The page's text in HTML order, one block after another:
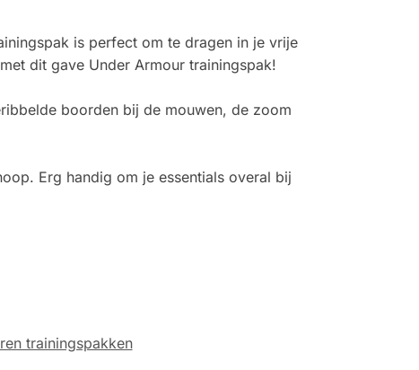
is perfect om te dragen in je vrije
dit gave Under Armour trainingspak!
boorden bij de mouwen, de zoom
Erg handig om je essentials overal bij
trainingspakken